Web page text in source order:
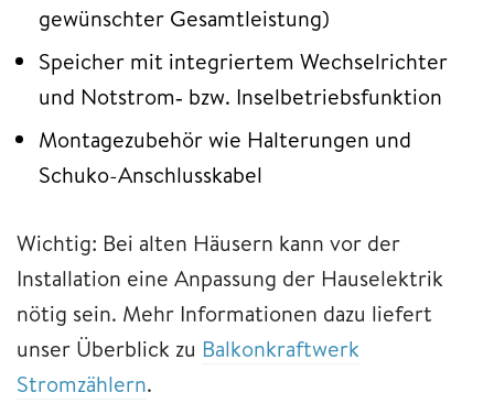
gewünschter Gesamtleistung)
Speicher mit integriertem Wechselrichter
und Notstrom‑ bzw. Inselbetriebsfunktion
Montagezubehör wie Halterungen und
Schuko-Anschlusskabel
Wichtig: Bei alten Häusern kann vor der
Installation eine Anpassung der Hauselektrik
nötig sein. Mehr Informationen dazu liefert
unser Überblick zu Balkonkraftwerk
Stromzählern.